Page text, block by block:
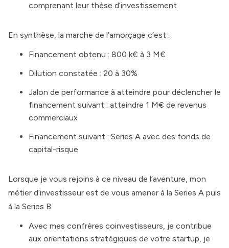
comprenant leur thèse d’investissement
En synthèse, la marche de l’amorçage c’est :
Financement obtenu : 800 k€ à 3 M€
Dilution constatée : 20 à 30%
Jalon de performance à atteindre pour déclencher le
financement suivant : atteindre 1 M€ de revenus
commerciaux
Financement suivant : Series A avec des fonds de
capital-risque
Lorsque je vous rejoins à ce niveau de l’aventure, mon
métier d’investisseur est de vous amener à la Series A puis
à la Series B.
Avec mes confrères coinvestisseurs, je contribue
aux orientations stratégiques de votre startup, je